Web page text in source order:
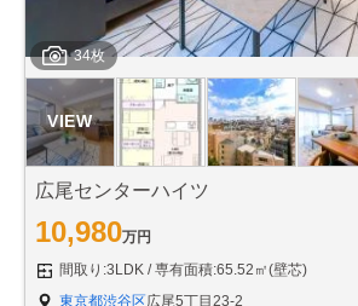
34枚
広尾センターハイツ
10,980万円
間取り:3LDK
専有面積:65.52㎡(壁芯)
東京都渋谷区広尾5丁目23-2